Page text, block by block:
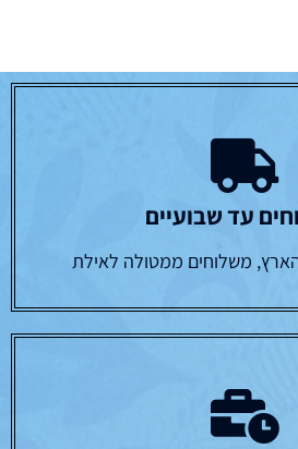
עד שבועיים
משלוחים ממטולה לאילת